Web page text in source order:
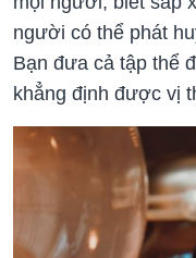
người có thể phát
Bạn đưa cả tập thể
khẳng định được vị